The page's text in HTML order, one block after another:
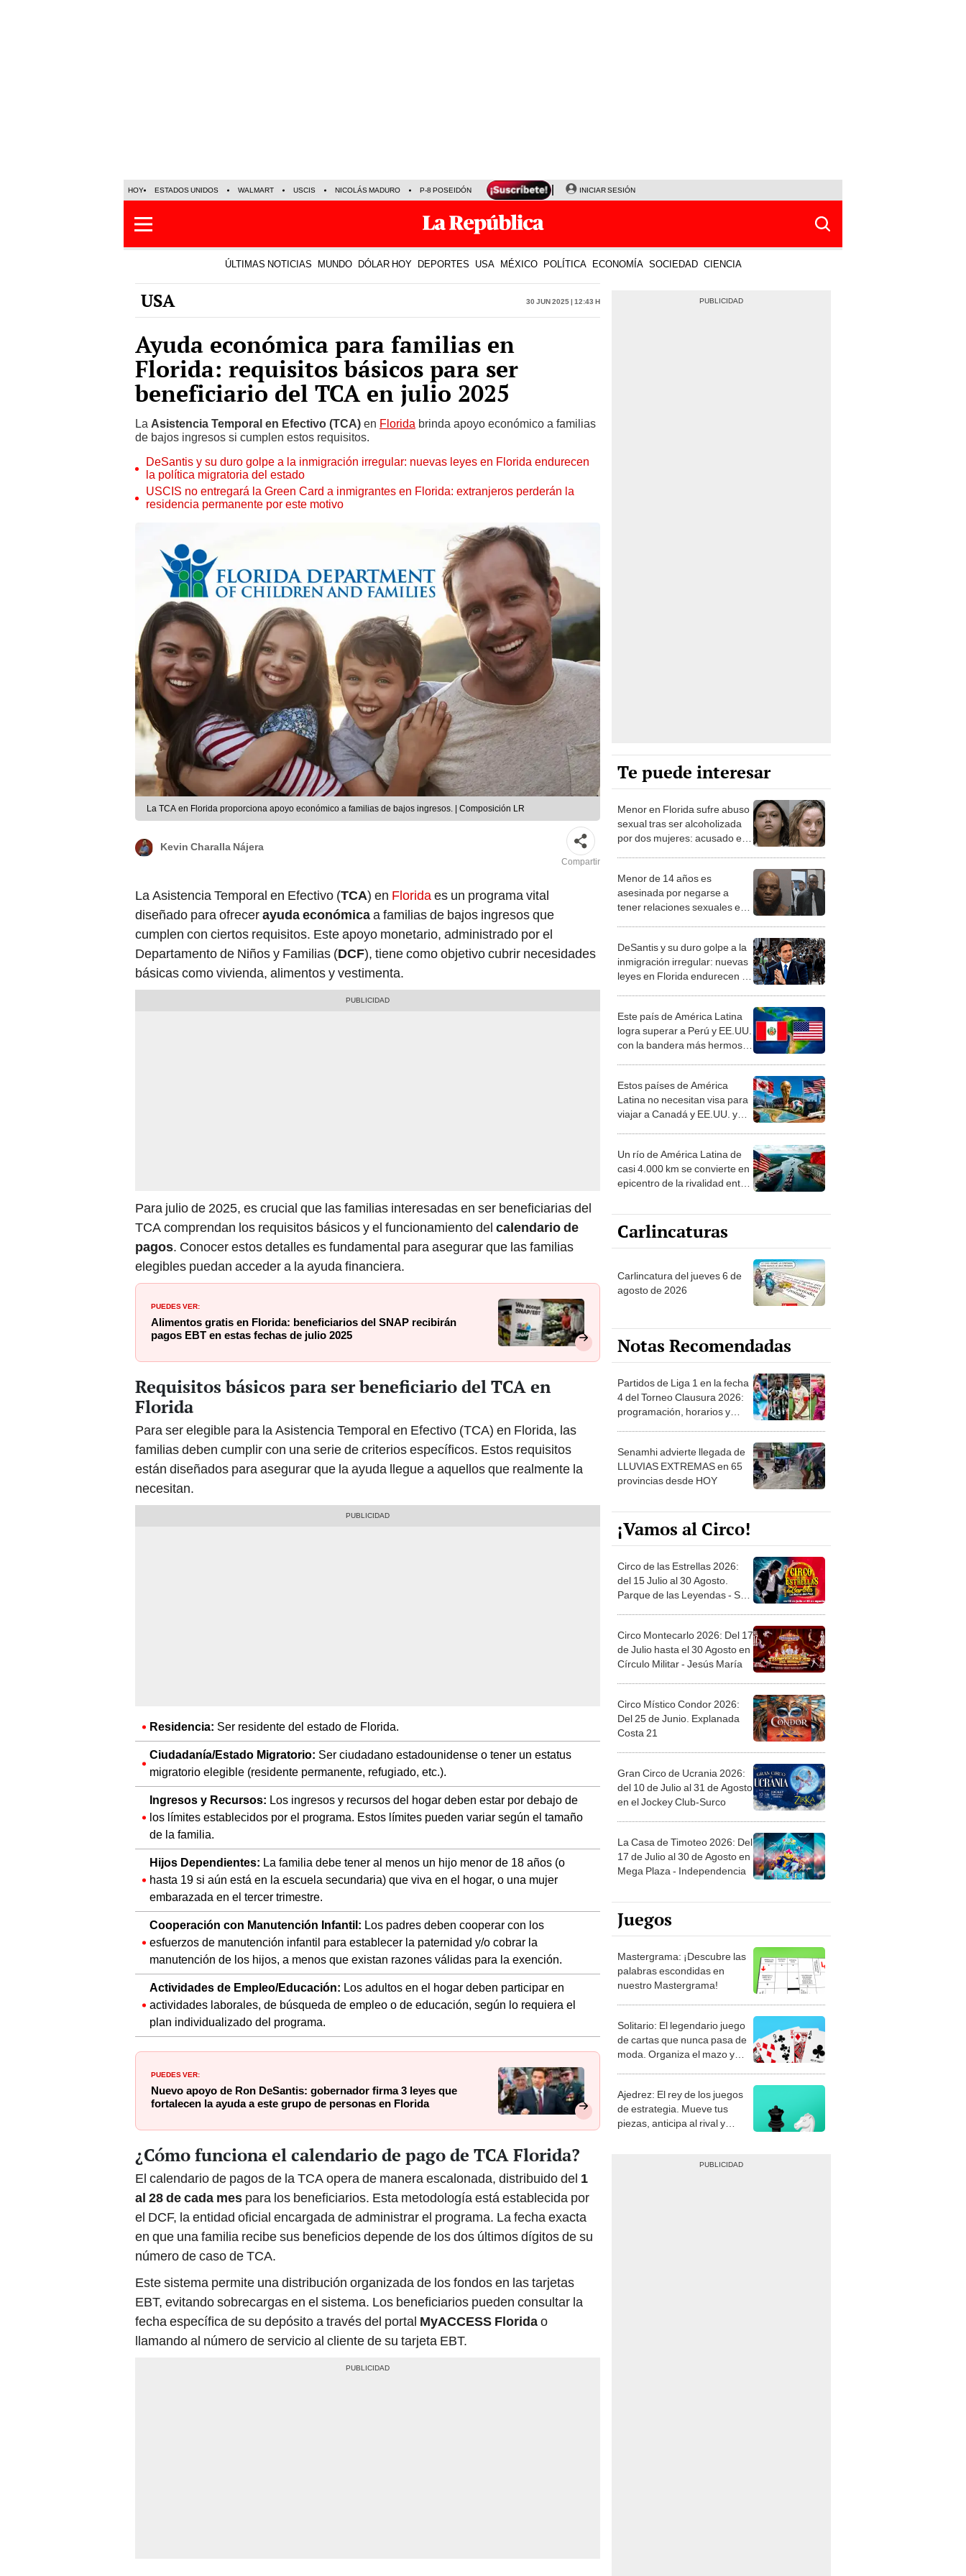
HOY ESTADOS UNIDOS WALMART USCIS NICOLÁS MADURO P-8 POSEIDÓN INICIAR SESIÓN
ÚLTIMAS NOTICIAS MUNDO DÓLAR HOY DEPORTES USA MÉXICO POLÍTICA ECONOMÍA SOCIEDAD CIENCIA
USA 30 Jun 2025 | 12:43 h
Ayuda económica para familias en
Florida: requisitos básicos para ser
beneficiario del TCA en julio 2025
La Asistencia Temporal en Efectivo (TCA) en Florida brinda apoyo económico a familias
de bajos ingresos si cumplen estos requisitos.
DeSantis y su duro golpe a la inmigración irregular: nuevas leyes en Florida endurecen
la política migratoria del estado
USCIS no entregará la Green Card a inmigrantes en Florida: extranjeros perderán la
residencia permanente por este motivo
La TCA en Florida proporciona apoyo económico a familias de bajos ingresos. | Composición LR
Kevin Charalla Nájera
Compartir
La Asistencia Temporal en Efectivo (TCA) en Floridaes un programa vital
diseñado para ofrecerayuda económicaa familias de bajos ingresos que
cumplen con ciertos requisitos. Este apoyo monetario, administrado por el
Departamento de Niños y Familias (DCF), tiene como objetivo cubrir necesidades
básicas como vivienda, alimentos y vestimenta.
Para julio de 2025, es crucial que las familias interesadas en ser beneficiarias del
TCA comprendan los requisitos básicos y el funcionamiento del calendario de
pagos. Conocer estos detalles es fundamental para asegurar que las familias
elegibles puedan acceder a la ayuda financiera.
PUEDES VER:
Alimentos gratis en Florida: beneficiarios del SNAP recibirán
pagos EBT en estas fechas de julio 2025
Requisitos básicos para ser beneficiario del TCA en
Florida
Para ser elegible para la Asistencia Temporal en Efectivo (TCA) en Florida, las
familias deben cumplir con una serie de criterios específicos. Estos requisitos
están diseñados para asegurar que la ayuda llegue a aquellos que realmente la
necesitan.
Residencia: Ser residente del estado de Florida.
Ciudadanía/Estado Migratorio: Ser ciudadano estadounidense o tener un estatus
migratorio elegible (residente permanente, refugiado, etc.).
Ingresos y Recursos: Los ingresos y recursos del hogar deben estar por debajo de
los límites establecidos por el programa. Estos límites pueden variar según el tamaño
de la familia.
Hijos Dependientes: La familia debe tener al menos un hijo menor de 18 años (o
hasta 19 si aún está en la escuela secundaria) que viva en el hogar, o una mujer
embarazada en el tercer trimestre.
Cooperación con Manutención Infantil: Los padres deben cooperar con los
esfuerzos de manutención infantil para establecer la paternidad y/o cobrar la
manutención de los hijos, a menos que existan razones válidas para la exención.
Actividades de Empleo/Educación: Los adultos en el hogar deben participar en
actividades laborales, de búsqueda de empleo o de educación, según lo requiera el
plan individualizado del programa.
PUEDES VER:
Nuevo apoyo de Ron DeSantis: gobernador firma 3 leyes que
fortalecen la ayuda a este grupo de personas en Florida
¿Cómo funciona el calendario de pago de TCA Florida?
El calendario de pagos de la TCA opera de manera escalonada, distribuido del 1
al 28 de cada mes para los beneficiarios. Esta metodología está establecida por
el DCF, la entidad oficial encargada de administrar el programa. La fecha exacta
en que una familia recibe sus beneficios depende de los dos últimos dígitos de su
número de caso de TCA.
Este sistema permite una distribución organizada de los fondos en las tarjetas
EBT, evitando sobrecargas en el sistema. Los beneficiarios pueden consultar la
fecha específica de su depósito a través del portal MyACCESS Floridao
llamando al número de servicio al cliente de su tarjeta EBT.
Te puede interesar
Menor en Florida sufre abuso
sexual tras ser alcoholizada
por dos mujeres: acusado es
Menor de 14 años es
asesinada por negarse a
tener relaciones sexuales en
DeSantis y su duro golpe a la
inmigración irregular: nuevas
leyes en Florida endurecen la
Este país de América Latina
logra superar a Perú y EE.UU.
con la bandera más hermosa
Estos países de América
Latina no necesitan visa para
viajar a Canadá y EE.UU. y
Un río de América Latina de
casi 4.000 km se convierte en
epicentro de la rivalidad entre
y exportaciones
Carlincaturas
Carlincatura del jueves 6 de
agosto de 2026
Notas Recomendadas
Partidos de Liga 1 en la fecha
4 del Torneo Clausura 2026:
programación, horarios y
Senamhi advierte llegada de
LLUVIAS EXTREMAS en 65
provincias desde HOY
¡Vamos al Circo!
Circo de las Estrellas 2026:
del 15 Julio al 30 Agosto.
Parque de las Leyendas - San
Circo Montecarlo 2026: Del 17
de Julio hasta el 30 Agosto en
Círculo Militar - Jesús María
Circo Místico Condor 2026:
Del 25 de Junio. Explanada
Costa 21
Gran Circo de Ucrania 2026:
del 10 de Julio al 31 de Agosto
en el Jockey Club-Surco
La Casa de Timoteo 2026: Del
17 de Julio al 30 de Agosto en
Mega Plaza - Independencia
Juegos
Mastergrama: ¡Descubre las
palabras escondidas en
nuestro Mastergrama!
Solitario: El legendario juego
de cartas que nunca pasa de
moda. Organiza el mazo y
Ajedrez: El rey de los juegos
de estrategia. Mueve tus
piezas, anticipa al rival y